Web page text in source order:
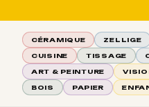
CÉRAMIQUE ZELLIGE
CUISINE TISSAGE
ART & PEINTURE
BOIS PAPIER